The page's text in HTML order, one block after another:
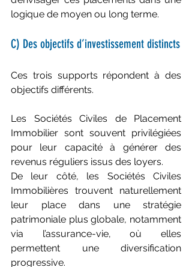
logique de moyen ou long terme.
C) Des objectifs d’investissement distincts
Ces trois supports répondent à des
objectifs différents.
Les Sociétés Civiles de Placement
Immobilier sont souvent privilégiées
pour leur capacité à générer des
revenus réguliers issus des loyers.
De leur côté, les Sociétés Civiles
Immobilières trouvent naturellement
leur place dans une stratégie
patrimoniale plus globale, notamment
via l’assurance-vie, où elles
permettent une diversification
progressive.